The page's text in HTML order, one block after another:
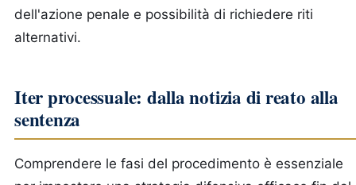
dell'azione penale e possibilità di richiedere riti
alternativi.
Iter processuale: dalla notizia di reato alla
sentenza
Comprendere le fasi del procedimento è essenziale